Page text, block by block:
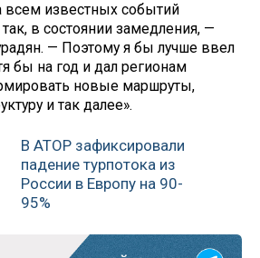
всем известных событий
в состоянии замедления, —
— Поэтому я бы лучше ввел
бы на год и дал регионам
новые маршруты,
и так далее».
В АТОР зафиксировали
падение турпотока из
России в Европу на 90-
95%